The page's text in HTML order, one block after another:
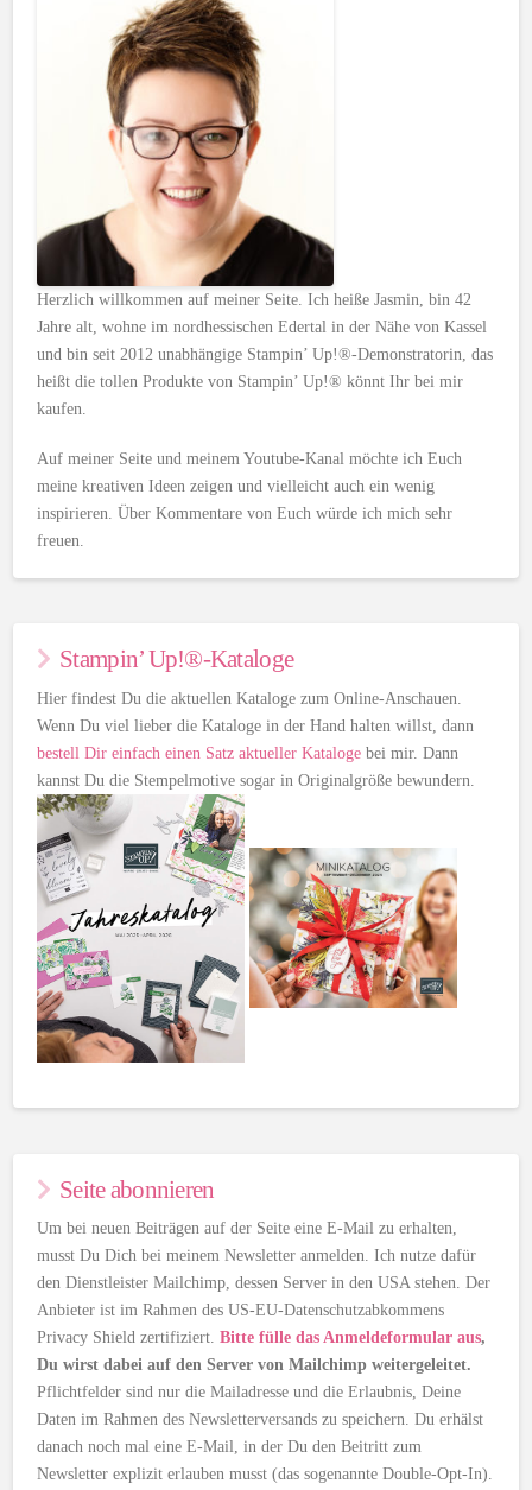
Herzlich willkommen auf meiner Seite. Ich heiße Jasmin, bin 42
Jahre alt, wohne im nordhessischen Edertal in der Nähe von Kassel
und bin seit 2012 unabhängige Stampin’ Up!®-Demonstratorin, das
heißt die tollen Produkte von Stampin’ Up!® könnt Ihr bei mir
kaufen.
Auf meiner Seite und meinem Youtube-Kanal möchte ich Euch
meine kreativen Ideen zeigen und vielleicht auch ein wenig
inspirieren. Über Kommentare von Euch würde ich mich sehr
freuen.
Stampin’ Up!®-Kataloge
Hier findest Du die aktuellen Kataloge zum Online-Anschauen.
Wenn Du viel lieber die Kataloge in der Hand halten willst, dann
bestell Dir einfach einen Satz aktueller Kataloge bei mir. Dann
kannst Du die Stempelmotive sogar in Originalgröße bewundern.
Seite abonnieren
Um bei neuen Beiträgen auf der Seite eine E-Mail zu erhalten,
musst Du Dich bei meinem Newsletter anmelden. Ich nutze dafür
den Dienstleister Mailchimp, dessen Server in den USA stehen. Der
Anbieter ist im Rahmen des US-EU-Datenschutzabkommens
Privacy Shield zertifiziert.Bitte fülle das Anmeldeformular aus,
Du wirst dabei auf den Server von Mailchimp weitergeleitet.
Pflichtfelder sind nur die Mailadresse und die Erlaubnis, Deine
Daten im Rahmen des Newsletterversands zu speichern. Du erhälst
danach noch mal eine E-Mail, in der Du den Beitritt zum
Newsletter explizit erlauben musst (das sogenannte Double-Opt-In).